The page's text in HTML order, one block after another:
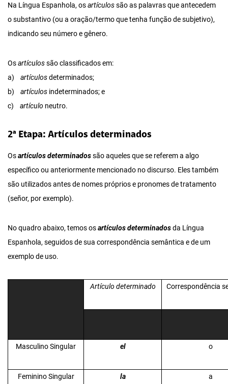
Na Língua Espanhola, osartículossão as palavras que antecedem
o substantivo (ou a oração/termo que tenha função de subjetivo),
indicando seu número e gênero.
Osartículossão classificados em:
a) artículosdeterminados;
b) artículos indeterminados; e
c) artículo neutro.
2ª Etapa: Artículos determinados
Osartículos determinadossão aqueles que se referem a algo
específico ou anteriormente mencionado no discurso. Eles também
são utilizados antes de nomes próprios e pronomes de tratamento
(señor, por exemplo).
No quadro abaixo, temos osartículos determinadosda Língua
Espanhola, seguidos de sua correspondência semântica e de um
exemplo de uso.
Artículo determinado Correspondência
Masculino Singular el o
Feminino Singular la a